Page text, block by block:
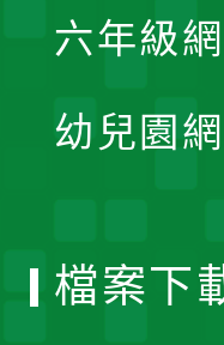
六年級
幼兒園
檔案下